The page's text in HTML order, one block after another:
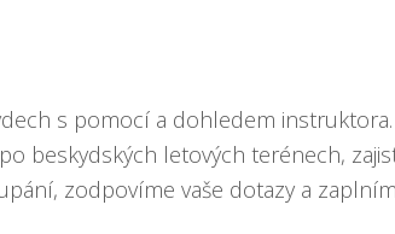
s pomocí a dohledem
beskydských letových terénech,
zodpovíme vaše dotazy a